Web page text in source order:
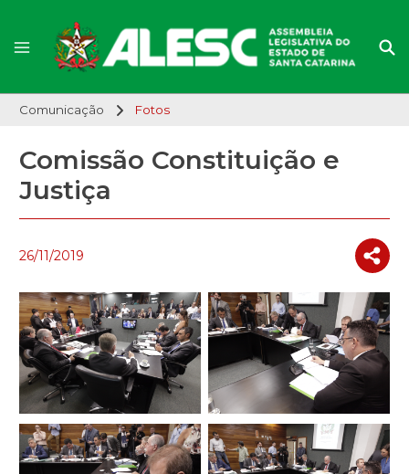
Comunicação Fotos
Comissão Constituição e
Justiça
26/11/2019